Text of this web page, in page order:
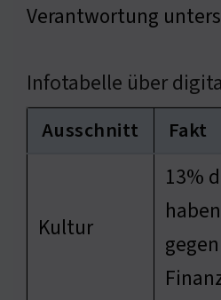
Verantwortung
Infotabelle über
Ausschnitt Fakt
Kultur
13%